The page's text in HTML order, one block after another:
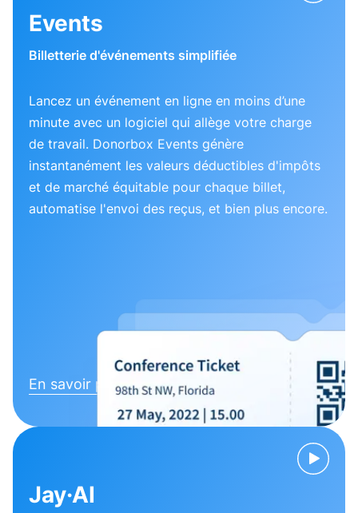
Events
Billetterie d'événements simplifiée
Lancez un événement en ligne en moins d’une
minute avec un logiciel qui allège votre charge
de travail. Donorbox Events génère
instantanément les valeurs déductibles d'impôts
et de marché équitable pour chaque billet,
automatise l'envoi des reçus, et bien plus encore.
En savoir plus
Jay·AI